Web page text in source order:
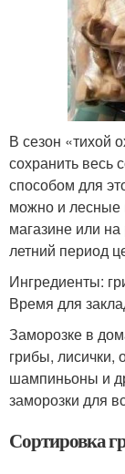
В сезон «тихой
сохранить весь
способом для
можно и лесные
магазине или
летний период
Ингредиенты:
Время для
Заморозке в
грибы, лисички,
шампиньоны и
заморозки для
Сортировка